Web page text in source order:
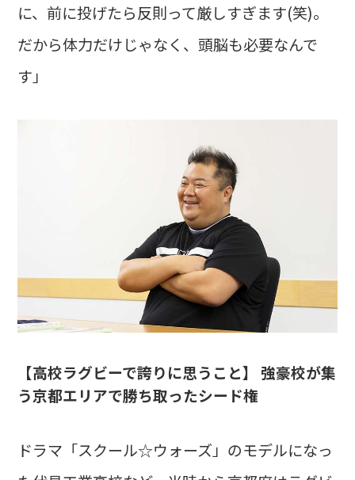
に、前に投げたら反則って厳しすぎます(笑)。
だから体力だけじゃなく、頭脳も必要なんで
す」
【高校ラグビーで誇りに思うこと】 強豪校が集
う京都エリアで勝ち取ったシード権
ドラマ「スクール☆ウォーズ」のモデルになっ